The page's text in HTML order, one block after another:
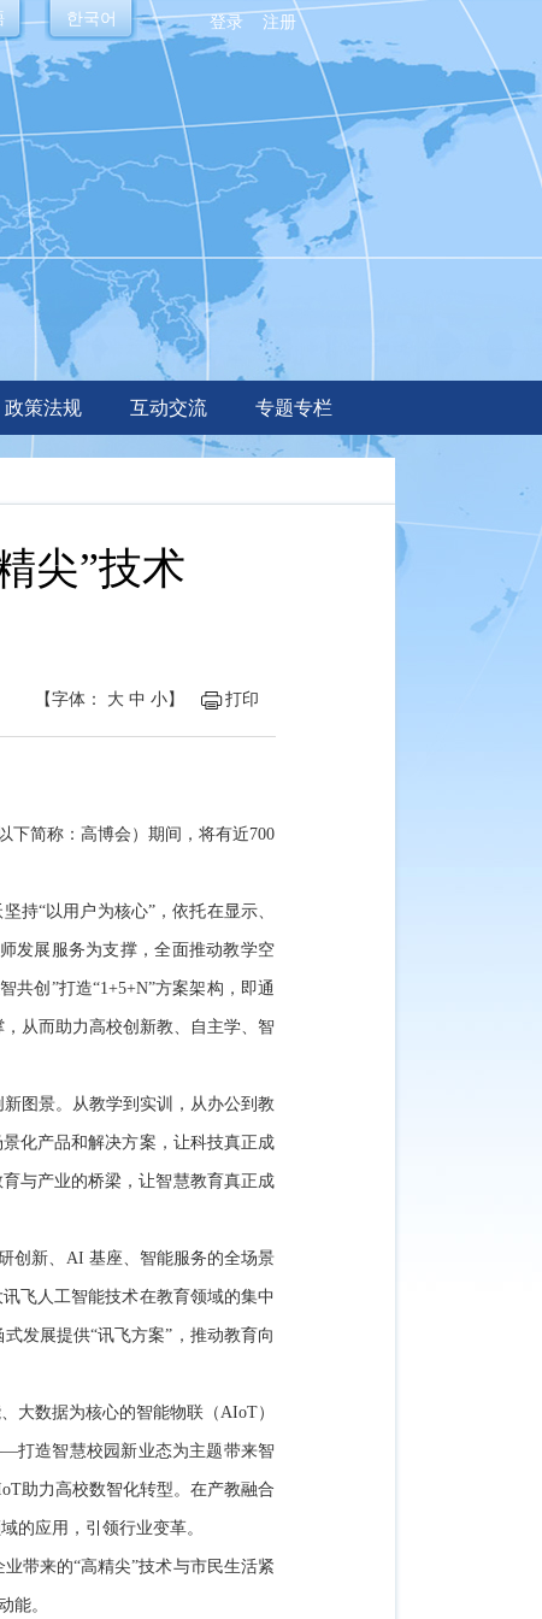
登录 注册
한국어
政策法规 互动交流 专题专栏
尖”技术
【字体： 大 中 小】 打印
简称：高博会）期间，将有近700
“以用户为核心”，依托在显示、
发展服务为支撑，全面推动教学空
创”打造“1+5+N”方案架构，即通
从而助力高校创新教、自主学、智
图景。从教学到实训，从办公到教
化产品和解决方案，让科技真正成
与产业的桥梁，让智慧教育真正成
创新、AI 基座、智能服务的全场景
飞人工智能技术在教育领域的集中
发展提供“讯飞方案”，推动教育向
数据为核心的智能物联（AIoT）
打造智慧校园新业态为主题带来智
助力高校数智化转型。在产教融合
的应用，引领行业变革。
带来的“高精尖”技术与市民生活紧
能。